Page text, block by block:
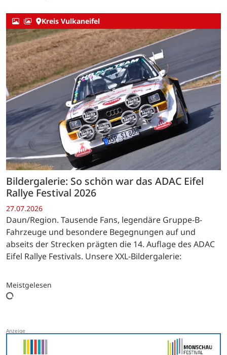
Kreis Vulkaneifel
Bildergalerie: So schön war das ADAC Eifel
Rallye Festival 2026
27.07.2026
Daun/Region. Tausende Fans, legendäre Gruppe-B-
Fahrzeuge und besondere Begegnungen auf und
abseits der Strecken prägten die 14. Auflage des ADAC
Eifel Rallye Festivals. Unsere XXL-Bildergalerie:
Meistgelesen